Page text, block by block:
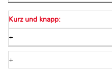
Kurz und knapp:
+
+